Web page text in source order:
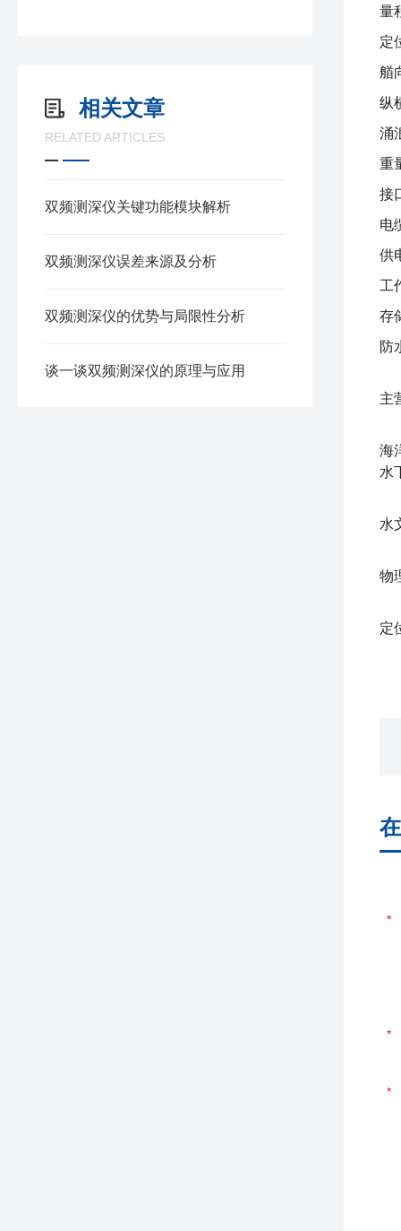
相关文章
RELATED ARTICLES
双频测深仪关键功能模块解析
双频测深仪误差来源及分析
双频测深仪的优势与局限性分析
谈一谈双频测深仪的原理与应用
量
定
艏
纵
涌
重
接
电
供
工
存
防
主
海
水
水
物
定